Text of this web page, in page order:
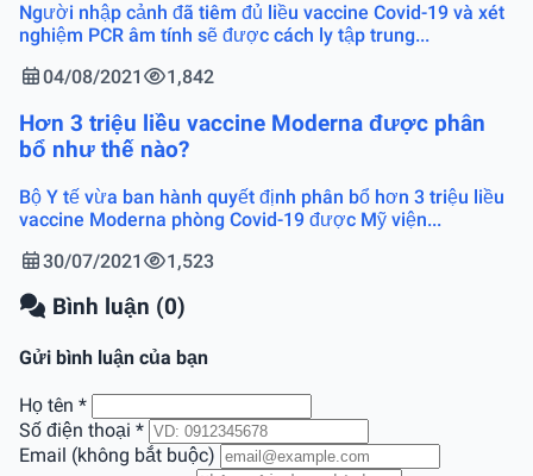
Người nhập cảnh đã tiêm đủ liều vaccine Covid-19 và xét
nghiệm PCR âm tính sẽ được cách ly tập trung...
04/08/2021
1,842
Hơn 3 triệu liều vaccine Moderna được phân
bổ như thế nào?
Bộ Y tế vừa ban hành quyết định phân bổ hơn 3 triệu liều
vaccine Moderna phòng Covid-19 được Mỹ viện...
30/07/2021
1,523
Bình luận (0)
Gửi bình luận của bạn
Họ tên *
Số điện thoại *
Email (không bắt buộc)